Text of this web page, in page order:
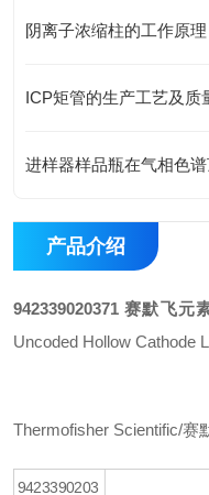
阴离子浓缩柱的工作原
ICP矩管的生产工艺及质
产品介绍
942339020371 赛默飞元
Uncoded Hollow Cathode
Thermofisher Scientific/赛
9423390203